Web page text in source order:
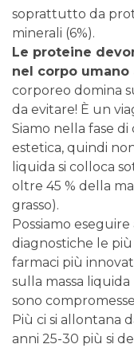
soprattutto da
minerali (6%).
Le proteine
nel corpo umano
corporeo domina
da evitare! È un
Siamo nella fase
estetica, quindi
liquida si colloca
oltre 45 % della
grasso).
Possiamo
diagnostiche le più
farmaci più
sulla massa
sono
Più ci si allontana
anni 25-30 più si